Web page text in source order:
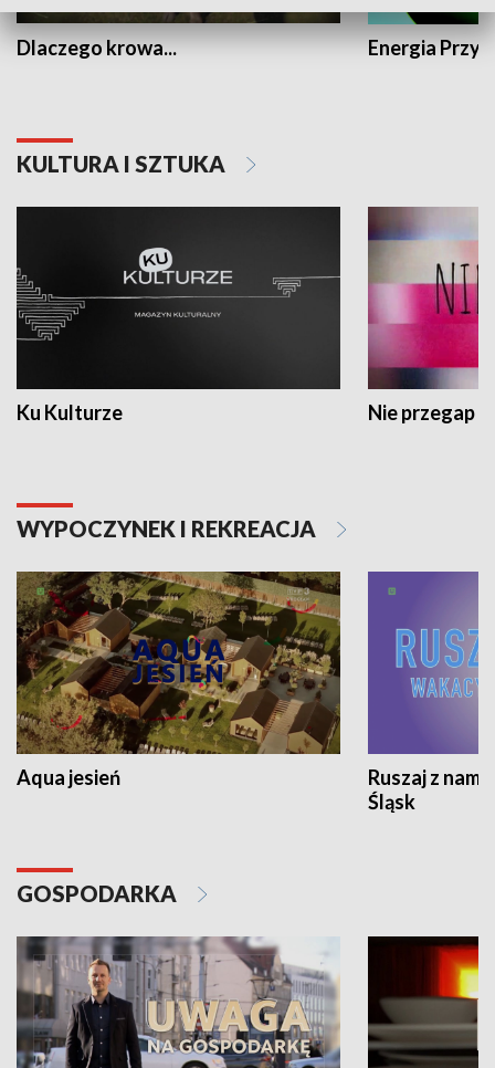
Dlaczego krowa... Energia
KULTURA I SZTUKA
Ku Kulturze Nie przegap
WYPOCZYNEK I REKREACJA
Aqua jesień
Ruszaj z
Śląsk
GOSPODARKA